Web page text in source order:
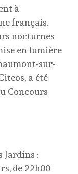
à
français.
nocturnes
en lumière
sur-
a été
Concours
Jardins :
de 22h00